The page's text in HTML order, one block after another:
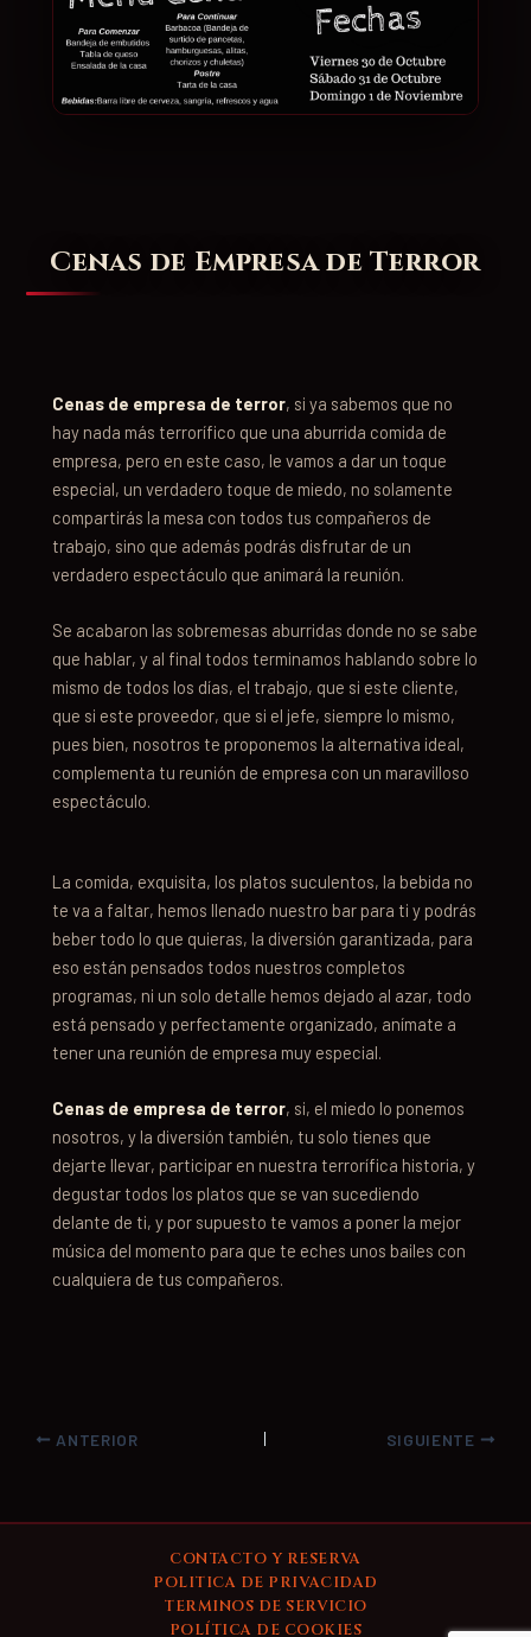
Cenas de Empresa de Terror
Cenas de empresa de terror, si ya sabemos que no
hay nada más terrorífico que una aburrida comida de
empresa, pero en este caso, le vamos a dar un toque
especial, un verdadero toque de miedo, no solamente
compartirás la mesa con todos tus compañeros de
trabajo, sino que además podrás disfrutar de un
verdadero espectáculo que animará la reunión.
Se acabaron las sobremesas aburridas donde no se sabe
que hablar, y al final todos terminamos hablando sobre lo
mismo de todos los días, el trabajo, que si este cliente,
que si este proveedor, que si el jefe, siempre lo mismo,
pues bien, nosotros te proponemos la alternativa ideal,
complementa tu reunión de empresa con un maravilloso
espectáculo.
La comida, exquisita, los platos suculentos, la bebida no
te va a faltar, hemos llenado nuestro bar para ti y podrás
beber todo lo que quieras, la diversión garantizada, para
eso están pensados todos nuestros completos
programas, ni un solo detalle hemos dejado al azar, todo
está pensado y perfectamente organizado, anímate a
tener una reunión de empresa muy especial.
Cenas de empresa de terror, si, el miedo lo ponemos
nosotros, y la diversión también, tu solo tienes que
dejarte llevar, participar en nuestra terrorífica historia, y
degustar todos los platos que se van sucediendo
delante de ti, y por supuesto te vamos a poner la mejor
música del momento para que te eches unos bailes con
cualquiera de tus compañeros.
ANTERIOR SIGUIENTE
CONTACTO Y RESERVA
POLITICA DE PRIVACIDAD
TERMINOS DE SERVICIO
POLÍTICA DE COOKIES